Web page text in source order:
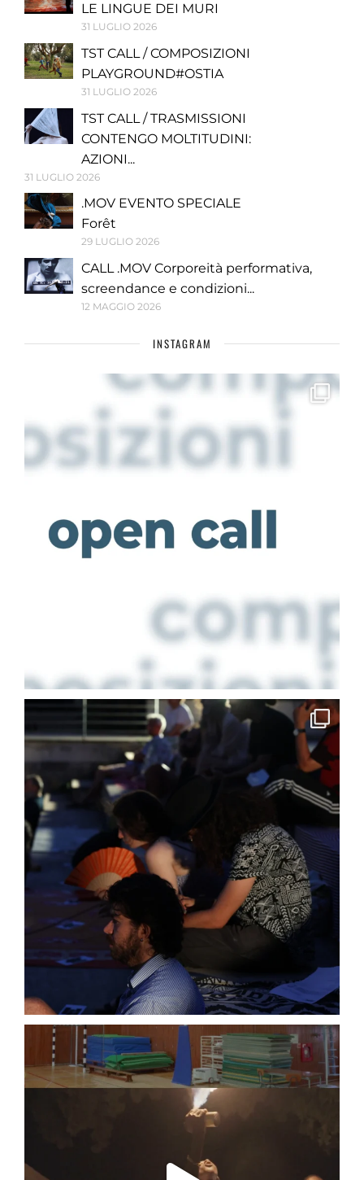
LE LINGUE DEI MURI
31 LUGLIO 2026
TST CALL / COMPOSIZIONI
PLAYGROUND#OSTIA
31 LUGLIO 2026
TST CALL / TRASMISSIONI
CONTENGO MOLTITUDINI:
AZIONI...
31 LUGLIO 2026
.MOV EVENTO SPECIALE
Forêt
29 LUGLIO 2026
CALL .MOV Corporeità performativa,
screendance e condizioni...
12 MAGGIO 2026
INSTAGRAM